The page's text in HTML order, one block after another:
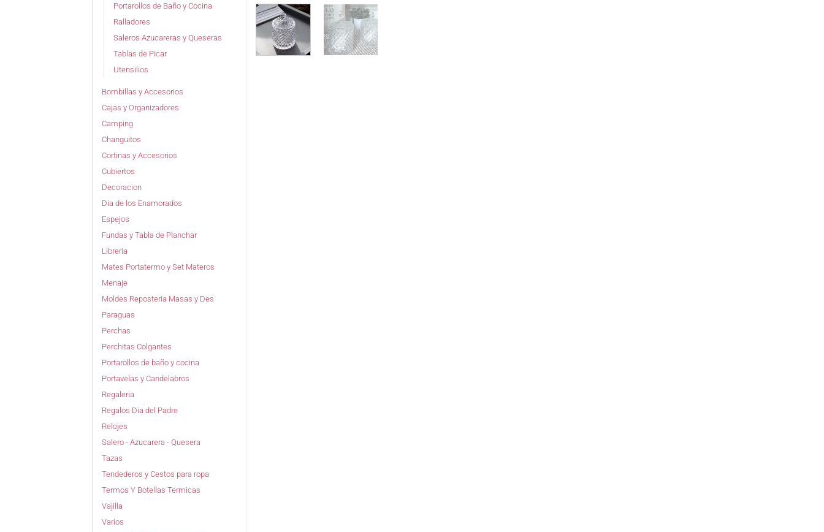
Portarollos de Baño y Cocina
Ralladores
Saleros Azucareras y Queseras
Tablas de Picar
Utensilios
Bombillas y Accesorios
Cajas y Organizadores
Camping
Changuitos
Cortinas y Accesorios
Cubiertos
Decoracion
Dia de los Enamorados
Espejos
Fundas y Tabla de Planchar
Libreria
Mates Portatermo y Set Materos
Menaje
Moldes Reposteria Masas y Des
Paraguas
Perchas
Perchitas Colgantes
Portarollos de baño y cocina
Portavelas y Candelabros
Regaleria
Regalos Dia del Padre
Relojes
Salero - Azucarera - Quesera
Tazas
Tendederos y Cestos para ropa
Termos Y Botellas Termicas
Vajilla
Varios